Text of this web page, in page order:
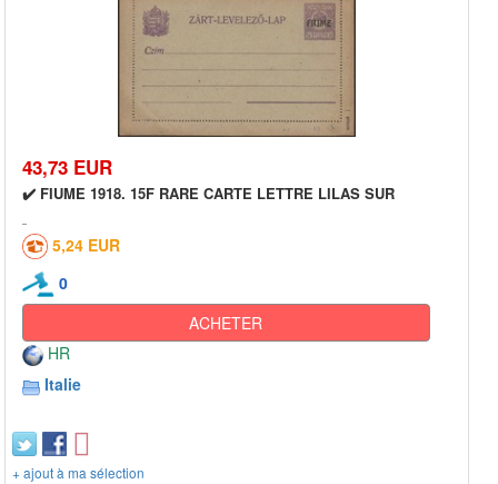
43,73 EUR
✔️ FIUME 1918. 15F RARE CARTE LETTRE LILAS SUR
5,24 EUR
0
ACHETER
HR
Italie
+ ajout à ma sélection